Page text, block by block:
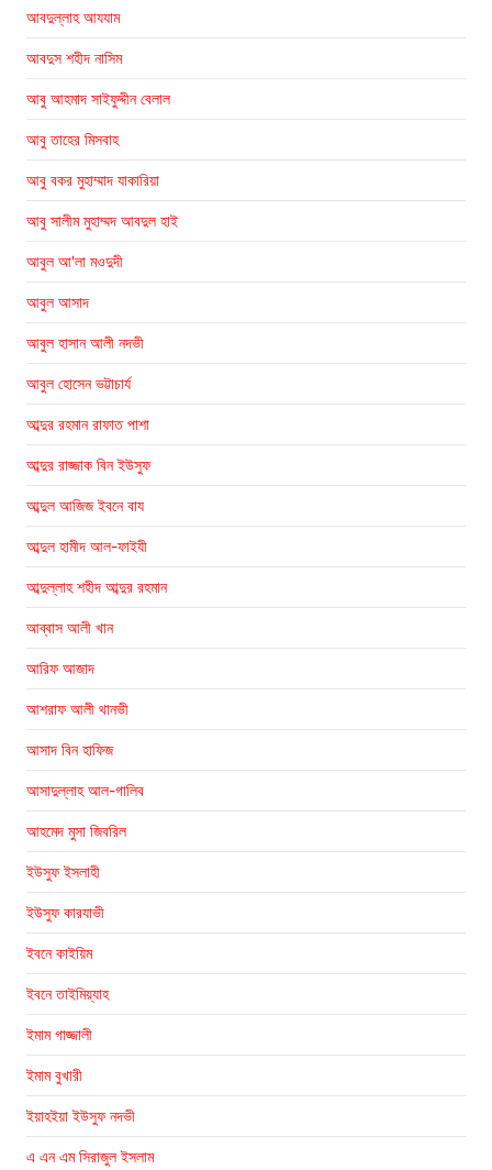
আবদুল্লাহ আযযাম
আবদুস শহীদ নাসিম
আবু আহমাদ সাইফুদ্দীন বেলাল
আবু তাহের মিসবাহ
আবু বকর মুহাম্মাদ যাকারিয়া
আবু সালীম মুহাম্মদ আবদুল হাই
আবুল আ'লা মওদুদী
আবুল আসাদ
আবুল হাসান আলী নদভী
আবুল হোসেন ভট্টাচার্য
আব্দুর রহমান রাফাত পাশা
আব্দুর রাজ্জাক বিন ইউসুফ
আব্দুল আজিজ ইবনে বায
আব্দুল হামীদ আল-ফাইযী
আব্দুল্লাহ শহীদ আব্দুর রহমান
আব্বাস আলী খান
আরিফ আজাদ
আশরাফ আলী থানভী
আসাদ বিন হাফিজ
আসাদুল্লাহ আল-গালিব
আহমেদ মুসা জিবরিল
ইউসুফ ইসলাহী
ইউসুফ কারযাভী
ইবনে কাইয়িম
ইবনে তাইমিয়্যাহ
ইমাম গাজ্জালী
ইমাম বুখারী
ইয়াহইয়া ইউসুফ নদভী
এ এন এম সিরাজুল ইসলাম